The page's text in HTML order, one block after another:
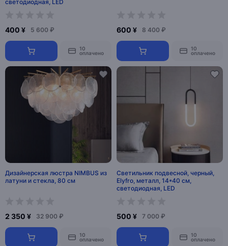
светодиодная, LED
400 ¥ 5 600 ₽
10
оплачено
600 ¥ 8 400 ₽
10
оплачено
Дизайнерская люстра NIMBUS из
латуни и стекла, 80 см
2 350 ¥ 32 900 ₽
10
оплачено
Светильник подвесной, черный,
Elyfro, металл, 14*40 см,
светодиодная, LED
500 ¥ 7 000 ₽
10
оплачено